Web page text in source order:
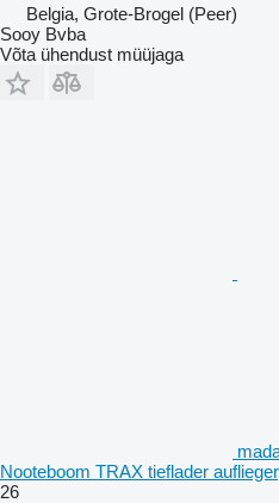
Belgia, Grote-Brogel (Peer)
Sooy Bvba
Võta ühendust müüjaga
Nooteboom TRAX tieflader
26